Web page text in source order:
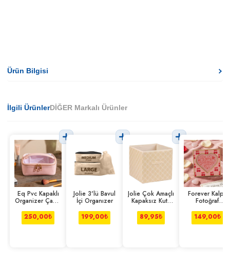
Ürün Bilgisi
İlgili ÜrünlerDİĞER Markalı Ürünler
Eq Pvc Kapaklı
Organizer Çanta
250,00₺
Jolie 3'lü Bavul
İçi Organızer
199,00₺
Jolie Çok Amaçlı
Kapaksız Kutu
89,95₺
Forever Kalpli
Fotoğraf
Cm
149,00₺